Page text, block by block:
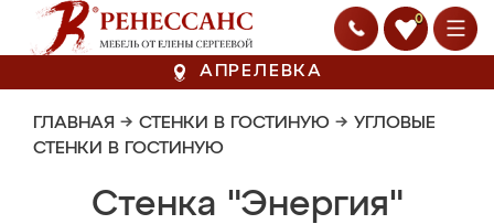
0
АПРЕЛЕВКА
ГЛАВНАЯ → СТЕНКИ В ГОСТИНУЮ → УГЛОВЫЕ
СТЕНКИ В ГОСТИНУЮ
Стенка "Энергия"